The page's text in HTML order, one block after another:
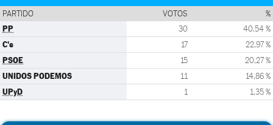
PARTIDO VOTOS %
PP 30 40,54 %
C's 17 22,97 %
PSOE 15 20,27 %
UNIDOS PODEMOS 11 14,86 %
UPyD 1 1,35 %